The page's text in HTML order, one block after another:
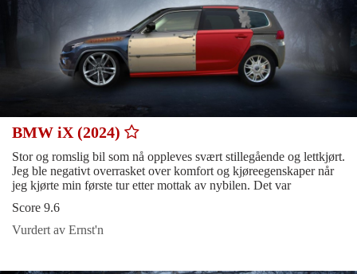
BMW iX (2024)
Stor og romslig bil som nå oppleves svært stillegående og lettkjørt.
Jeg ble negativt overrasket over komfort og kjøreegenskaper når
jeg kjørte min første tur etter mottak av nybilen. Det var
Score 9.6
Vurdert av Ernst'n